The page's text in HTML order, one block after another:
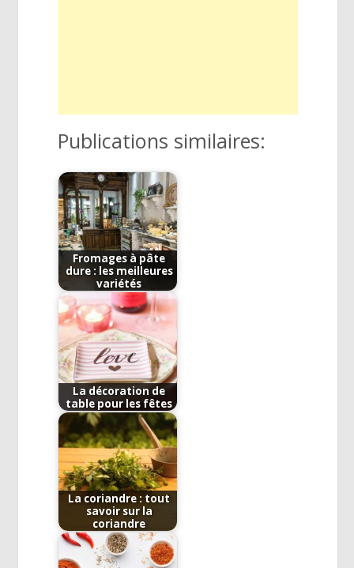
Publications similaires:
Fromages à pâte
dure : les meilleures
variétés
La décoration de
table pour les fêtes
La coriandre : tout
savoir sur la
coriandre